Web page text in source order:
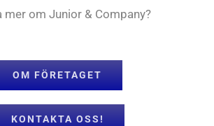
mer om Junior & Company?
OM FÖRETAGET
KONTAKTA OSS!